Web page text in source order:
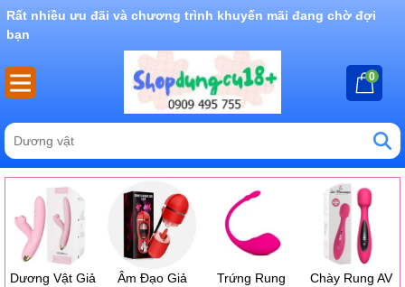
Rất nhiều ưu đãi và chương trình khuyến mãi đang chờ đợi
bạn
0
Dương Vật Giả
Âm Đạo Giả
Trứng Rung
Chày Rung AV